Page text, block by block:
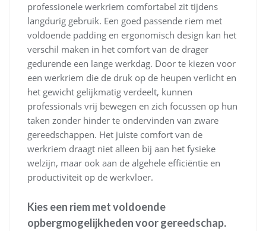
professionele werkriem comfortabel zit tijdens
langdurig gebruik. Een goed passende riem met
voldoende padding en ergonomisch design kan het
verschil maken in het comfort van de drager
gedurende een lange werkdag. Door te kiezen voor
een werkriem die de druk op de heupen verlicht en
het gewicht gelijkmatig verdeelt, kunnen
professionals vrij bewegen en zich focussen op hun
taken zonder hinder te ondervinden van zware
gereedschappen. Het juiste comfort van de
werkriem draagt niet alleen bij aan het fysieke
welzijn, maar ook aan de algehele efficiëntie en
productiviteit op de werkvloer.
Kies een riem met voldoende
opbergmogelijkheden voor gereedschap.